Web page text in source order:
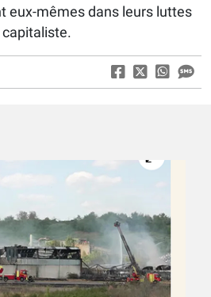
eux-mêmes dans leurs luttes
capitaliste.